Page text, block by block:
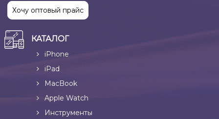
Хочу оптовый прайс
КАТАЛОГ
iPhone
iPad
MacBook
Apple Watch
Инструменты